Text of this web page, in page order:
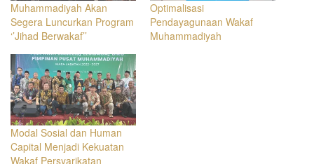
Muhammadiyah Akan
Segera Luncurkan Program
‘’Jihad Berwakaf’’
Optimalisasi
Pendayagunaan Wakaf
Muhammadiyah
Modal Sosial dan Human
Capital Menjadi Kekuatan
Wakaf Persyarikatan